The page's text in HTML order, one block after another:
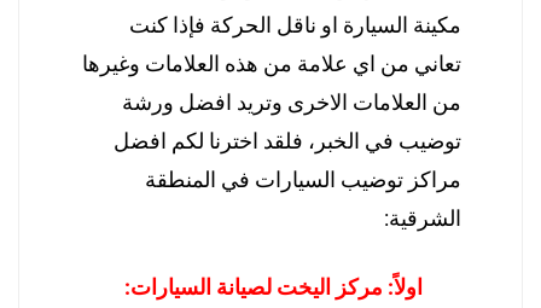
مكينة السيارة او ناقل الحركة فإذا كنت
تعاني من اي علامة من هذه العلامات وغيرها
من العلامات الاخرى وتريد افضل ورشة
توضيب في الخبر، فلقد اخترنا لكم افضل
مراكز توضيب السيارات في المنطقة
الشرقية:
اولاً: مركز اليخت لصيانة السيارات: